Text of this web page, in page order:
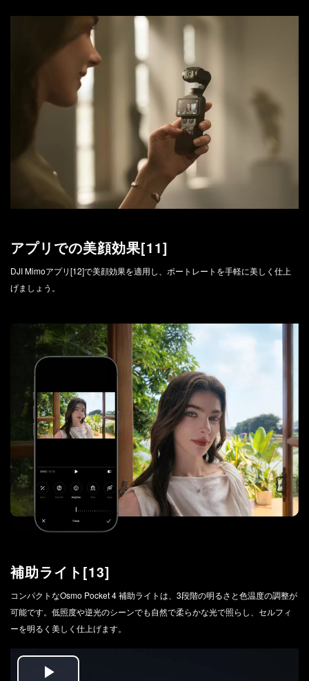
アプリでの美顔効果[11]
DJI Mimoアプリ[12]で美顔効果を適用し、ポートレートを手軽に美しく仕上
げましょう。
補助ライト[13]
コンパクトなOsmo Pocket 4 補助ライトは、3段階の明るさと色温度の調整が
可能です。低照度や逆光のシーンでも自然で柔らかな光で照らし、セルフィ
ーを明るく美しく仕上げます。